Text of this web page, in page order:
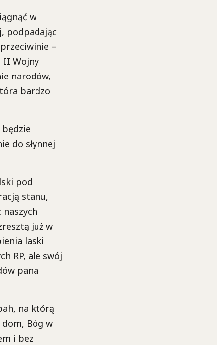
w
podpadając
–
II Wojny
narodów,
bardzo
do słynnej
pod
stanu,
już w
laski
RP, ale swój
pana
na którą
dom, Bóg w
i bez